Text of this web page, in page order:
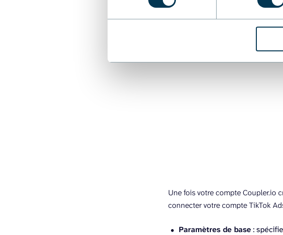
découvrez cet outil, vous serez
requise).
Une fois votre compte Coupler.io
connecter votre compte TikTok
Paramètres de base: